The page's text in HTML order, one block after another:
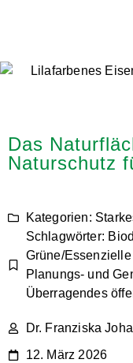
Das
Naturschutz
Kategorien:
Schlagwörter:
Grüne/
Planungs- und
Überragendes
Dr. Franziska
12. März 2026